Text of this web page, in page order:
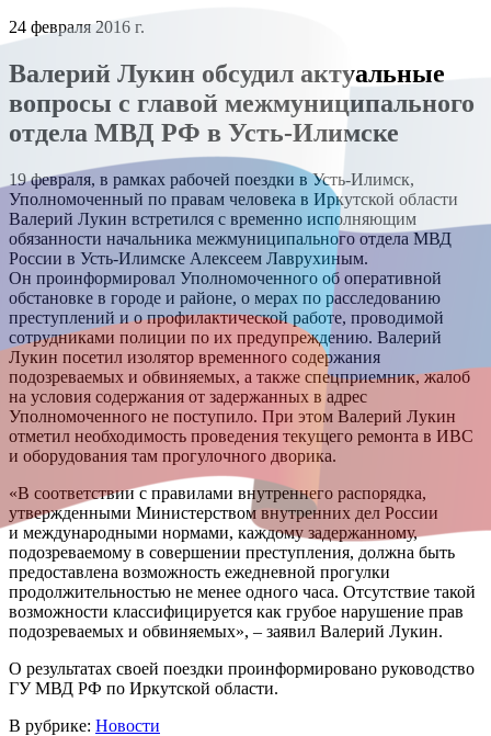
24 февраля 2016 г.
Валерий Лукин обсудил актуальные
вопросы с главой межмуниципального
отдела МВД РФ в Усть-Илимске
19 февраля, в рамках рабочей поездки в Усть-Илимск,
Уполномоченный по правам человека в Иркутской области
Валерий Лукин встретился с временно исполняющим
обязанности начальника межмуниципального отдела МВД
России в Усть-Илимске Алексеем Лаврухиным.
Он проинформировал Уполномоченного об оперативной
обстановке в городе и районе, о мерах по расследованию
преступлений и о профилактической работе, проводимой
сотрудниками полиции по их предупреждению. Валерий
Лукин посетил изолятор временного содержания
подозреваемых и обвиняемых, а также спецприемник, жалоб
на условия содержания от задержанных в адрес
Уполномоченного не поступило. При этом Валерий Лукин
отметил необходимость проведения текущего ремонта в ИВС
и оборудования там прогулочного дворика.
«В соответствии с правилами внутреннего распорядка,
утвержденными Министерством внутренних дел России
и международными нормами, каждому задержанному,
подозреваемому в совершении преступления, должна быть
предоставлена возможность ежедневной прогулки
продолжительностью не менее одного часа. Отсутствие такой
возможности классифицируется как грубое нарушение прав
подозреваемых и обвиняемых», – заявил Валерий Лукин.
О результатах своей поездки проинформировано руководство
ГУ МВД РФ по Иркутской области.
В рубрике: Новости